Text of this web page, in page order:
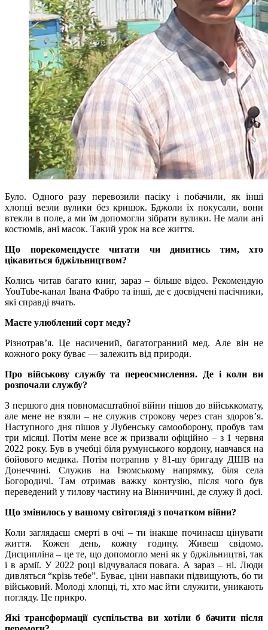
Було. Одного разу перевозили пасіку і побачили, як інші
хлопці везли вулики без кришок. Бджоли їх покусали, вони
втекли в поле, а ми їм допомогли зібрати вулики. Не мали ані
костюмів, ані масок. Такий урок на все життя.
Що порекомендуєте читати чи дивитись тим, хто
цікавиться бджільництвом?
Колись читав багато книг, зараз – більше відео. Рекомендую
YouTube-канал Івана Фабро та інші, де є досвідчені пасічники,
які справді вчать.
Маєте улюблений сорт меду?
Різнотрав’я. Це насичений, багатогранний мед. Але він не
кожного року буває — залежить від природи.
Про військову службу та переосмислення. Де і коли ви
розпочали службу?
З першого дня повномасштабної війни пішов до військкомату,
але мене не взяли – не служив строкову через стан здоров’я.
Наступного дня пішов у Лубенську самооборону, пробув там
три місяці. Потім мене все ж призвали офіційно – з 1 червня
2022 року. Був в учебці біля румунського кордону, навчався на
бойового медика. Потім потрапив у 81-шу бригаду ДШВ на
Донеччині. Служив на Ізюмському напрямку, біля села
Богородичі. Там отримав важку контузію, після чого був
переведений у тилову частину на Вінниччині, де служу й досі.
Що змінилось у вашому світогляді з початком війни?
Коли заглядаєш смерті в очі – ти інакше починаєш цінувати
життя. Кожен день, кожну годину. Живеш свідомо.
Дисципліна – це те, що допомогло мені як у бджільництві, так
і в армії. У 2022 році відчувалася повага. А зараз – ні. Люди
дивляться “крізь тебе”. Буває, ціни навпаки підвищують, бо ти
військовий. Молоді хлопці, ті, хто має йти служити, уникають
погляду. Це прикро.
Які трансформації суспільства ви хотіли б бачити після